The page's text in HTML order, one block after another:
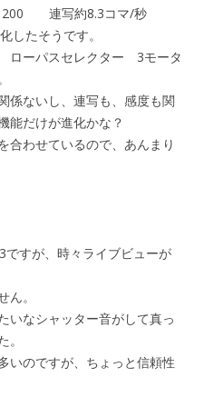
連写約8.3コマ/秒
したそうです。
ーパスセレクター 3モータ
係ないし、連写も、感度も関
能だけが進化かな？
合わせているので、あんまり
ですが、時々ライブビューが
。
いなシャッター音がして真っ
いのですが、ちょっと信頼性